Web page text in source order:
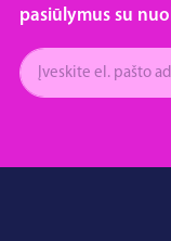
pasiūlymus su